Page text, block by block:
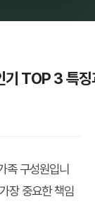
TOP 3 특
족 구성원입니
장 중요한 책임